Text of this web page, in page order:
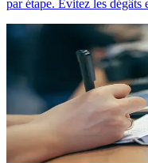
par étape. Évitez les dégâts